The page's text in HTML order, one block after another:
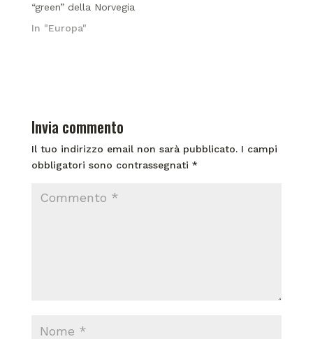
“green” della Norvegia
In "Europa"
Invia commento
Il tuo indirizzo email non sarà pubblicato. I campi
obbligatori sono contrassegnati *